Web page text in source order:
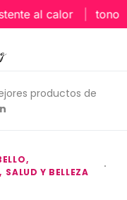
al calor tonos
productos de
SALUD Y BELLEZA